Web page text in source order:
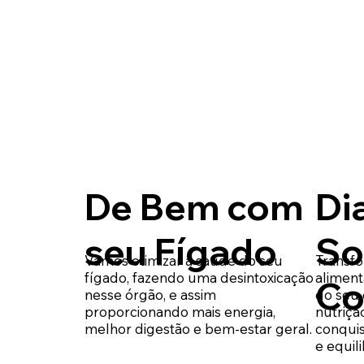
De Bem com
seu Fígado
Vamos otimizar a saúde do seu
fígado, fazendo uma desintoxicação
nesse órgão, e assim
proporcionando mais energia,
melhor digestão e bem-estar geral.
do seu
e